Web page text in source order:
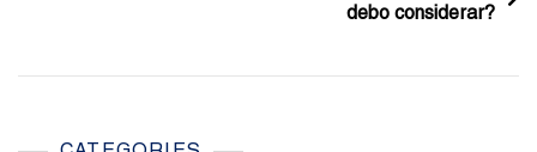
debo considerar?